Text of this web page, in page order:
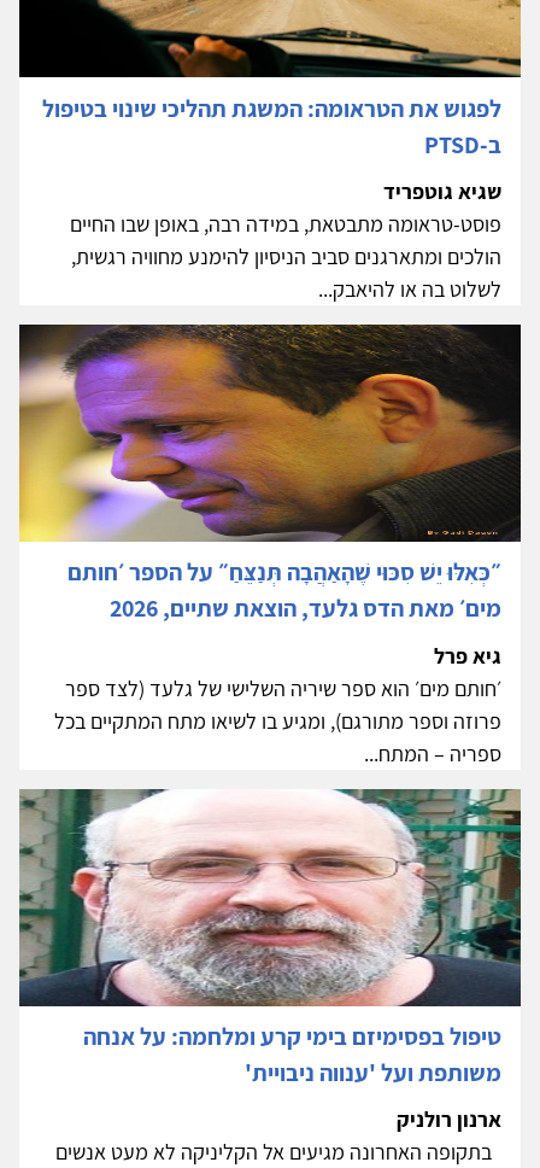
לפגוש את הטראומה: המשגת תהליכי שינוי בטיפול
ב-PTSD
שגיא גוטפריד
פוסט-טראומה מתבטאת, במידה רבה, באופן שבו החיים
הולכים ומתארגנים סביב הניסיון להימנע מחוויה רגשית,
לשלוט בה או להיאבק...
״כְּאִלּוּ יֵשׁ סִכּוּי שֶׁהָאַהֲבָה תְּנַצֵּחַ״ על הספר ׳חותם
מים׳ מאת הדס גלעד, הוצאת שתיים, 2026
גיא פרל
׳חותם מים׳ הוא ספר שיריה השלישי של גלעד (לצד ספר
פרוזה וספר מתורגם), ומגיע בו לשיאו מתח המתקיים בכל
ספריה – המתח...
טיפול בפסימיזם בימי קרע ומלחמה: על אנחה
משותפת ועל 'ענווה ניבויית'
ארנון רולניק
בתקופה האחרונה מגיעים אל הקליניקה לא מעט אנשים